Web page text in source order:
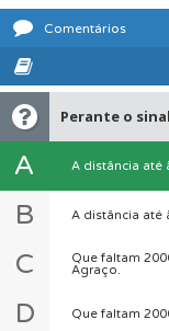
Comentários
Perante o
A A distância até
B A distância até
C
Que faltam
Agraço.
D Que faltam